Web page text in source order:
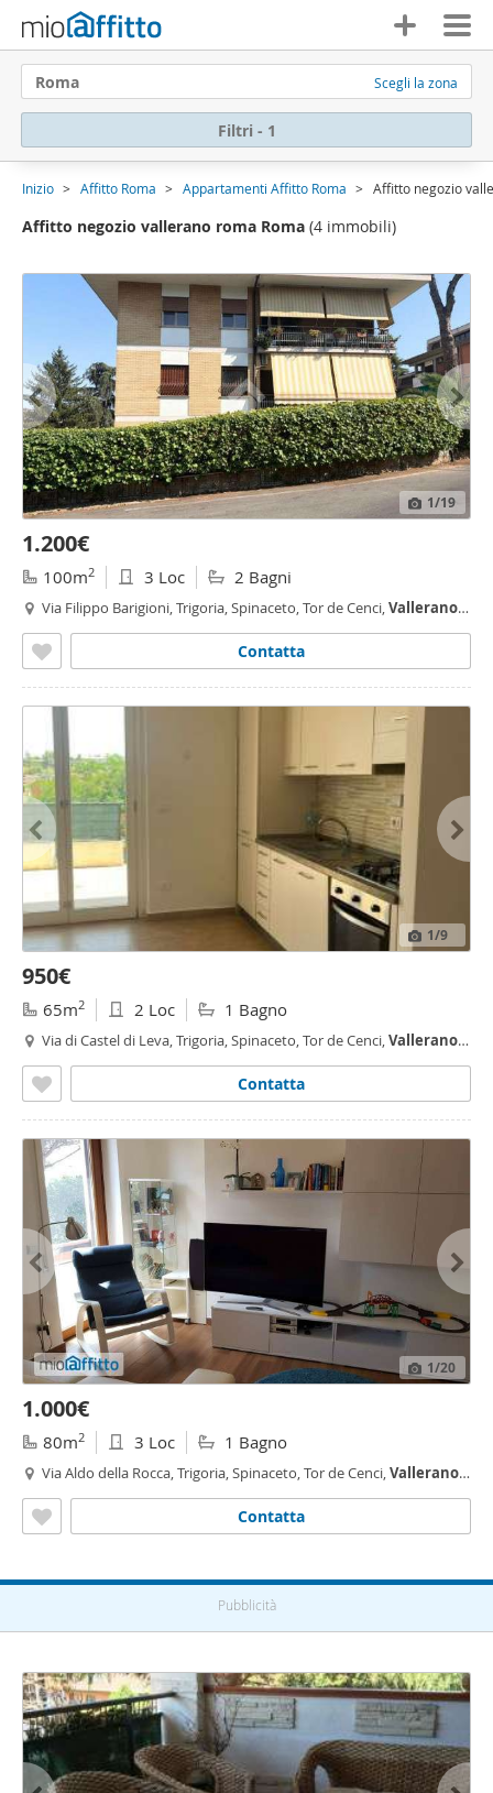
Roma Scegli la zona
Filtri - 1
Inizio Affitto Roma Appartamenti Affitto Roma Affitto negozio
Affitto negozio vallerano roma Roma (4 immobili)
1/19
1.200€
100m2 3 Loc 2 Bagni
Via Filippo Barigioni, Trigoria, Spinaceto, Tor de Cenci,Vallerano,
Contatta
1/9
950€
65m2 2 Loc 1 Bagno
Via di Castel di Leva, Trigoria, Spinaceto, Tor de Cenci,Vallerano,
Contatta
1/20
1.000€
80m2 3 Loc 1 Bagno
Via Aldo della Rocca, Trigoria, Spinaceto, Tor de Cenci,Vallerano,
Contatta
Pubblicità